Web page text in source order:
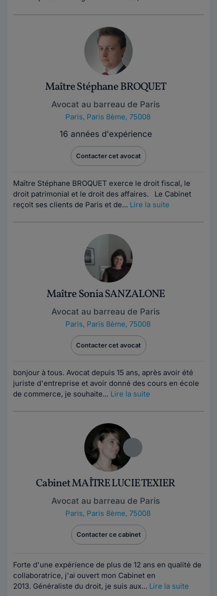
Maître Stéphane BROQUET
Avocat au barreau de Paris
Paris, Paris 8ème, 75008
16 années d'expérience
Contacter cet avocat
Maître Stéphane BROQUET exerce le droit fiscal, le
droit patrimonial et le droit des affaires. Le Cabinet
reçoit ses clients de Paris et de... Lire la suite
Maître Sonia SANZALONE
Avocat au barreau de Paris
Paris, Paris 8ème, 75008
Contacter cet avocat
bonjour à tous. Avocat depuis 15 ans, après avoir été
juriste d'entreprise et avoir donné des cours en école
de commerce, je souhaite... Lire la suite
Cabinet MAÎTRE LUCIE TEXIER
Avocat au barreau de Paris
Paris, Paris 8ème, 75008
Contacter ce cabinet
Forte d'une expérience de plus de 12 ans en qualité de
collaboratrice, j'ai ouvert mon Cabinet en
2013. Généraliste du droit, je suis aux... Lire la suite